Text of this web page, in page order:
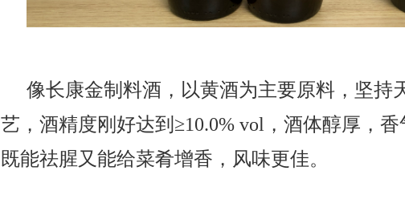
像长康金制料酒，以黄酒为主要原料，坚持
艺，酒精度刚好达到 ≥10.0% vol ，酒体醇厚，香
既能祛腥又能给菜肴增香，风味更佳。